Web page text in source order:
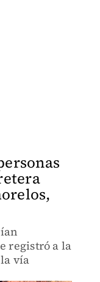
registró a la
vía